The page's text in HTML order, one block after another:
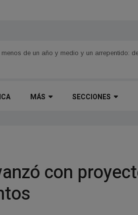
de un año y medio y un arrepentido:
MÁS SECCIONES
con